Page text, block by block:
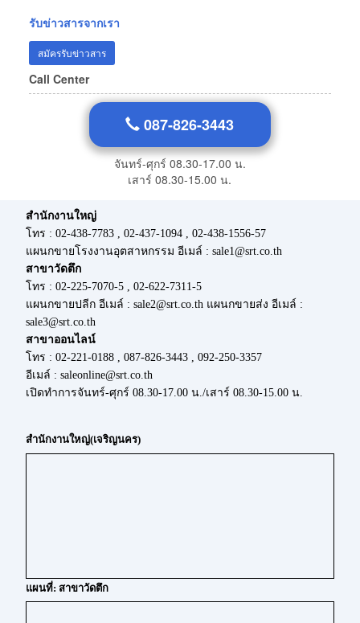
รับข่าวสารจากเรา
สมัครรับข่าวสาร
Call Center
087-826-3443
จันทร์-ศุกร์ 08.30-17.00 น.
เสาร์ 08.30-15.00 น.
สำนักงานใหญ่
โทร : 02-438-7783 , 02-437-1094 , 02-438-1556-57
แผนกขายโรงงานอุตสาหกรรม อีเมล์ : sale1@srt.co.th
สาขาวัดตึก
โทร : 02-225-7070-5 , 02-622-7311-5
แผนกขายปลีก อีเมล์ : sale2@srt.co.th แผนกขายส่ง อีเมล์ :
sale3@srt.co.th
สาขาออนไลน์
โทร : 02-221-0188 , 087-826-3443 , 092-250-3357
อีเมล์ : saleonline@srt.co.th
เปิดทำการจันทร์-ศุกร์ 08.30-17.00 น./เสาร์ 08.30-15.00 น.
สำนักงานใหญ่(เจริญนคร)
แผนที่: สาขาวัดตึก